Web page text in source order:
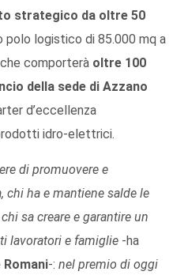
strategico da oltre 50
polo logistico di 85.000 mq a
comporterà oltre 100
della sede di Azzano
d’eccellenza
idro-elettrici.
di promuovere e
chi ha e mantiene salde le
sa creare e garantire un
lavoratori e famiglie -ha
-: nel premio di oggi